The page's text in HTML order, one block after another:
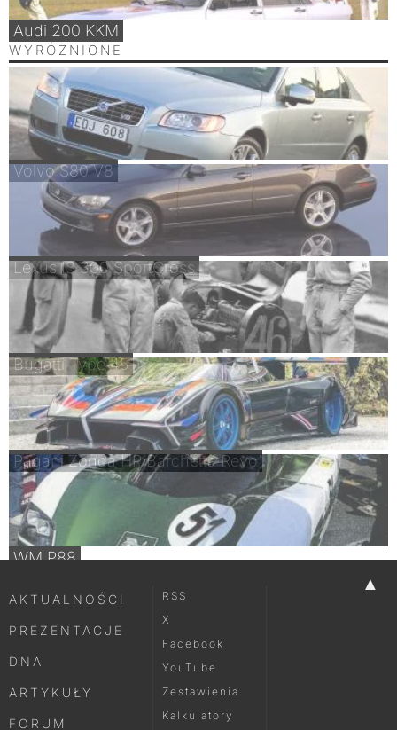
Audi 200 KKM
WYRÓŻNIONE
Volvo S80 V8
Lexus IS 300 SportCross
Bugatti Type 45
Pagani Zonda HP Barchetta Revo
WM P88
▲
AKTUALNOŚCI
PREZENTACJE
DNA
ARTYKUŁY
FORUM
RSS
X
Facebook
YouTube
Zestawienia
Kalkulatory